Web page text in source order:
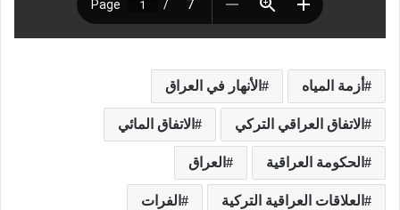
أزمة المياه الأنهار في العراق
الاتفاق العراقي التركي الاتفاق المائي
الحكومة العراقية العراق
العلاقات العراقية التركية الفرات